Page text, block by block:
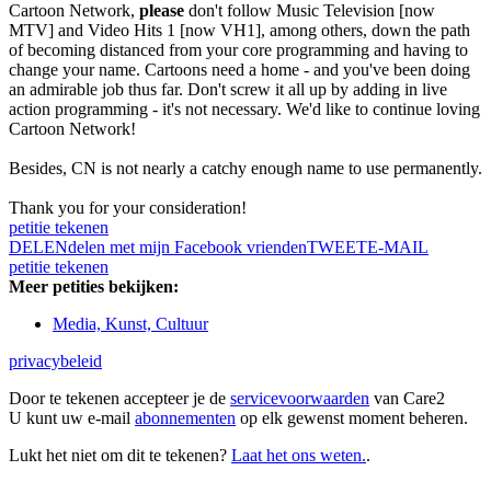
Cartoon Network, please don't follow Music Television [now
MTV] and Video Hits 1 [now VH1], among others, down the path
of becoming distanced from your core programming and having to
change your name. Cartoons need a home - and you've been doing
an admirable job thus far. Don't screw it all up by adding in live
action programming - it's not necessary. We'd like to continue loving
Cartoon Network!
Besides, CN is not nearly a catchy enough name to use permanently.
Thank you for your consideration!
petitie tekenen
DELENdelen met mijn Facebook vriendenTWEETE-MAIL
petitie tekenen
Meer petities bekijken:
Media, Kunst, Cultuur
privacybeleid
Door te tekenen accepteer je de servicevoorwaarden van Care2
U kunt uw e-mail abonnementen op elk gewenst moment beheren.
Lukt het niet om dit te tekenen? Laat het ons weten..